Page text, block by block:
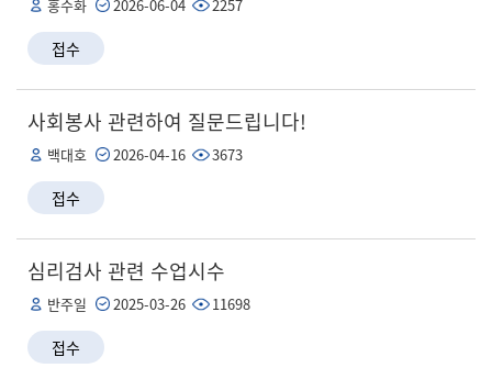
홍수화 2026-06-04 2257
접수
사회봉사 관련하여 질문드립니다!
백대호 2026-04-16 3673
접수
심리검사 관련 수업시수
반주일 2025-03-26 11698
접수